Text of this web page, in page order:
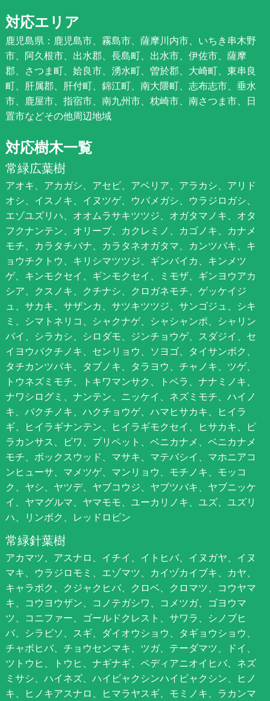
対応エリア
鹿児島県：鹿児島市、霧島市、薩摩川内市、いちき串木野
市、阿久根市、出水郡、長島町、出水市、伊佐市、薩摩
郡、さつま町、姶良市、湧水町、曽於郡、大崎町、東串良
町、肝属郡、肝付町、錦江町、南大隈町、志布志市、垂水
市、鹿屋市、指宿市、南九州市、枕崎市、南さつま市、日
置市などその他周辺地域
対応樹木一覧
常緑広葉樹
アオキ、アカガシ、アセビ、アベリア、アラカシ、アリド
オシ、イスノキ、イヌツゲ、ウバメガシ、ウラジロガシ、
エゾユズリハ、オオムラサキツツジ、オガタマノキ、オタ
フクナンテン、オリーブ、カクレミノ、カゴノキ、カナメ
モチ、カラタチバナ、カラタネオガタマ、カンツバキ、キ
ョウチクトウ、キリシマツツジ、ギンバイカ、キンメツ
ゲ、キンモクセイ、ギンモクセイ、ミモザ、ギンヨウアカ
シア、クスノキ、クチナシ、クロガネモチ、ゲッケイジ
ュ、サカキ、サザンカ、サツキツツジ、サンゴジュ、シキ
ミ、シマトネリコ、シャクナゲ、シャシャンポ、シャリン
バイ、シラカシ、シロダモ、ジンチョウゲ、スダジイ、セ
イヨウバクチノキ、センリョウ、ソヨゴ、タイサンボク、
タチカンツバキ、タブノキ、タラヨウ、チャノキ、ツゲ、
トウネズミモチ、トキワマンサク、トベラ、ナナミノキ、
ナワシログミ、ナンテン、ニッケイ、ネズミモチ、ハイノ
キ、バクチノキ、ハクチョウゲ、ハマヒサカキ、ヒイラ
ギ、ヒイラギナンテン、ヒイラギモクセイ、ヒサカキ、ピ
ラカンサス、ビワ、プリペット、ベニカナメ、ベニカナメ
モチ、ボックスウッド、マサキ、マテバシイ、マホニアコ
ンヒューサ、マメツゲ、マンリョウ、モチノキ、モッコ
ク、ヤシ、ヤツデ、ヤブコウジ、ヤブツバキ、ヤブニッケ
イ、ヤマグルマ、ヤマモモ、ユーカリノキ、ユズ、ユズリ
ハ、リンボク、レッドロビン
常緑針葉樹
アカマツ、アスナロ、イチイ、イトヒバ、イヌガヤ、イヌ
マキ、ウラジロモミ、エゾマツ、カイヅカイブキ、カヤ、
キャラボク、クジャクヒバ、クロベ、クロマツ、コウヤマ
キ、コウヨウザン、コノテガシワ、コメツガ、ゴヨウマ
ツ、コニファー、ゴールドクレスト、サワラ、シノブヒ
バ、シラビソ、スギ、ダイオウショウ、タギョウショウ、
チャボヒバ、チョウセンマキ、ツガ、テーダマツ、ドイ、
ツトウヒ、トウヒ、ナギナギ、ペディアニオイヒバ、ネズ
ミサシ、ハイネズ、ハイビャクシンハイビャクシン、ヒノ
キ、ヒノキアスナロ、ヒマラヤスギ、モミノキ、ラカンマ